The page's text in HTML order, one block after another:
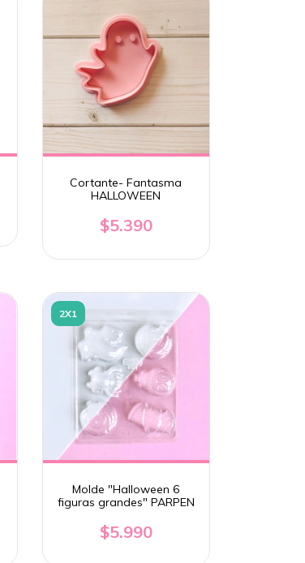
Cortante- Fantasma
HALLOWEEN
$5.390
2X1
Molde "Halloween 6
figuras grandes" PARPEN
$5.990